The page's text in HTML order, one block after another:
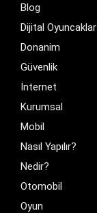
Blog
Dijital Oyuncaklar
Donanim
Güvenlik
İnternet
Kurumsal
Mobil
Nasıl Yapılır?
Nedir?
Otomobil
Oyun